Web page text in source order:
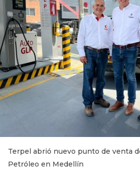
Terpel abrió nuevo punto de venta
Petróleo en Medellín